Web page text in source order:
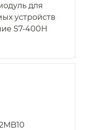
для
устройств
S7-400Н